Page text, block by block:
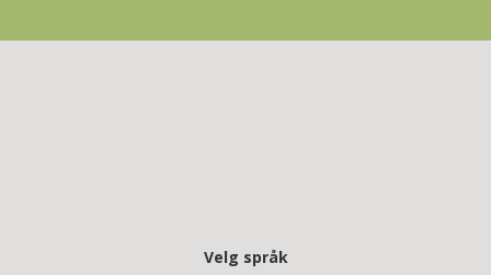
Velg språk